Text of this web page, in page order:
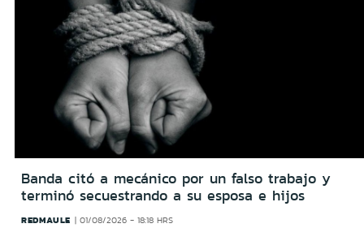
Banda citó a mecánico por un falso trabajo y
terminó secuestrando a su esposa e hijos
REDMAULE 01/08/2026 - 18:18 HRS